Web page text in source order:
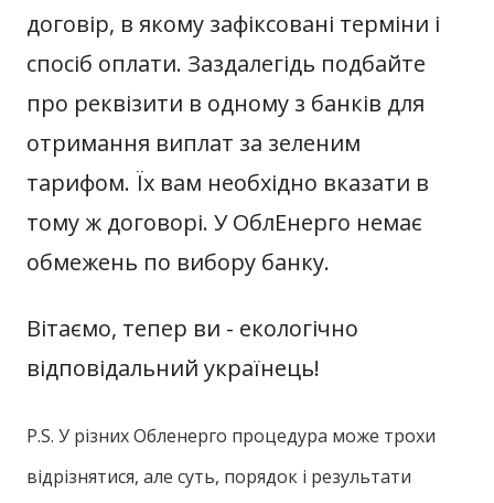
договір, в якому зафіксовані терміни і
спосіб оплати. Заздалегідь подбайте
про реквізити в одному з банків для
отримання виплат за зеленим
тарифом. Їх вам необхідно вказати в
тому ж договорі. У ОблЕнерго немає
обмежень по вибору банку.
Вітаємо, тепер ви - екологічно
відповідальний українець!
P.S. У різних Обленерго процедура може трохи
відрізнятися, але суть, порядок і результати